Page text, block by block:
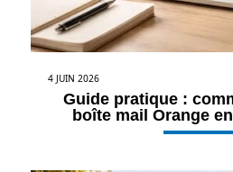
4 JUIN 2026
Guide pratique :
boîte mail Orange